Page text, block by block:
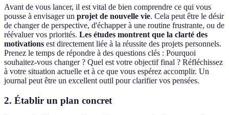
Avant de vous lancer, il est vital de bien comprendre ce qui vous
pousse à envisager un projet de nouvelle vie. Cela peut être le désir
de changer de perspective, d'échapper à une routine frustrante, ou de
réévaluer vos priorités. Les études montrent que la clarté des
motivations est directement liée à la réussite des projets personnels.
Prenez le temps de répondre à des questions clés : Pourquoi
souhaitez-vous changer ? Quel est votre objectif final ? Réfléchissez
à votre situation actuelle et à ce que vous espérez accomplir. Un
journal peut être un excellent outil pour clarifier vos pensées.
2. Établir un plan concret